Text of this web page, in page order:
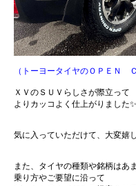
（トーヨータイヤのＯＰＥＮ
ＸＶのＳＵＶらしさが際立って
よりカッコよく仕上がりました✨
気に入っていただけて、大変嬉
また、タイヤの種類や銘柄はあ
乗り方やご要望に沿って